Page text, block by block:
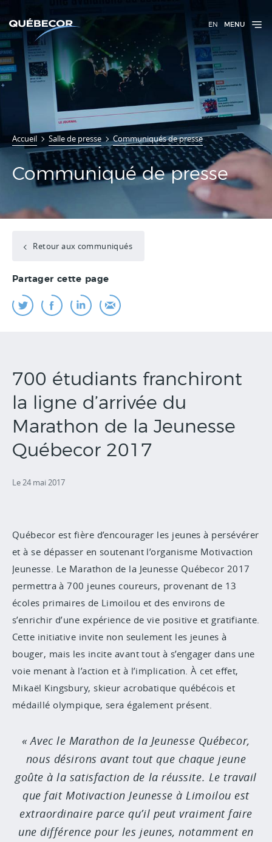
EN MENU
Accueil Salle de presse Communiqués de presse
Communiqué de presse
Retour aux communiqués
Partager cette page
700 étudiants franchiront
la ligne d’arrivée du
Marathon de la Jeunesse
Québecor 2017
Le 24 mai 2017
Québecor est fière d’encourager les jeunes à persévérer
et à se dépasser en soutenant l’organisme Motivaction
Jeunesse. Le Marathon de la Jeunesse Québecor 2017
permettra à 700 jeunes coureurs, provenant de 13
écoles primaires de Limoilou et des environs de
s’enrichir d’une expérience de vie positive et gratifiante.
Cette initiative invite non seulement les jeunes à
bouger, mais les incite avant tout à s’engager dans une
voie menant à l’action et à l’implication. À cet effet,
Mikaël Kingsbury, skieur acrobatique québécois et
médaillé olympique, sera également présent.
Avec le Marathon de la Jeunesse Québecor,
nous désirons avant tout que chaque jeune
goûte à la satisfaction de la réussite. Le travail
que fait Motivaction Jeunesse à Limoilou est
extraordinaire parce qu’il peut vraiment faire
une différence pour les jeunes, notamment en